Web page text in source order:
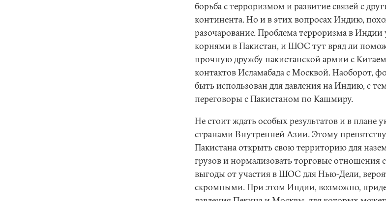
борьба с терроризмом и развитие связей с
континента. Но и в этих вопросах Индию,
разочарование. Проблема терроризма в
корнями в Пакистан, и ШОС тут вряд ли
прочную дружбу пакистанской армии с
контактов Исламабада с Москвой. Наоборот,
быть использован для давления на Индию, с
переговоры с Пакистаном по Кашмиру.
Не стоит ждать особых результатов и в плане
странами Внутренней Азии. Этому
Пакистана открыть свою территорию для
грузов и нормализовать торговые
выгоды от участия в ШОС для Нью-Дели,
скромными. При этом Индии, возможно,